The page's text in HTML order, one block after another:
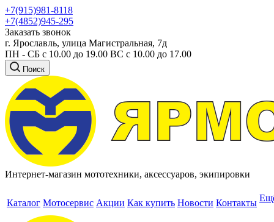
+7(915)981-8118
+7(4852)945-295
Заказать звонок
г. Ярославль, улица Магистральная, 7д
ПН - СБ с 10.00 до 19.00 ВС с 10.00 до 17.00
Поиск
Интернет-магазин мототехники, аксессуаров, экипировки
Каталог Мотосервис Акции Как купить Новости Контакты